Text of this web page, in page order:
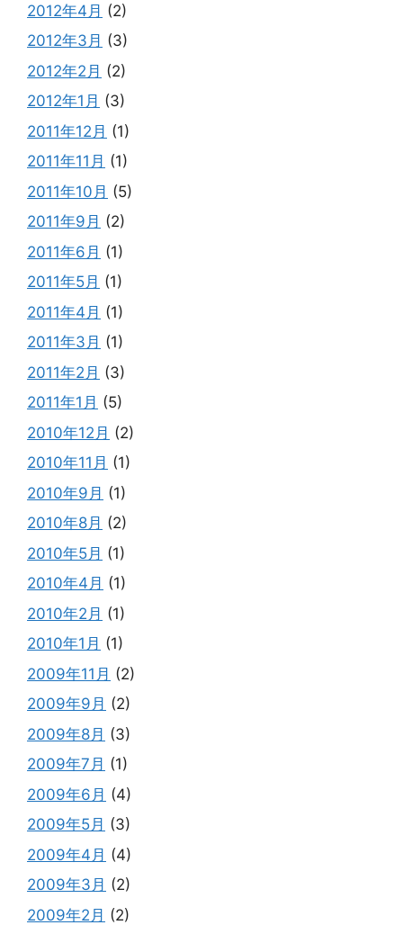
2012年4月 (2)
2012年3月 (3)
2012年2月 (2)
2012年1月 (3)
2011年12月 (1)
2011年11月 (1)
2011年10月 (5)
2011年9月 (2)
2011年6月 (1)
2011年5月 (1)
2011年4月 (1)
2011年3月 (1)
2011年2月 (3)
2011年1月 (5)
2010年12月 (2)
2010年11月 (1)
2010年9月 (1)
2010年8月 (2)
2010年5月 (1)
2010年4月 (1)
2010年2月 (1)
2010年1月 (1)
2009年11月 (2)
2009年9月 (2)
2009年8月 (3)
2009年7月 (1)
2009年6月 (4)
2009年5月 (3)
2009年4月 (4)
2009年3月 (2)
2009年2月 (2)